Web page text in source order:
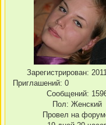
Зарегистрирован:
Приглашений: 0
Сообщений:
Пол: Женский
Провел на